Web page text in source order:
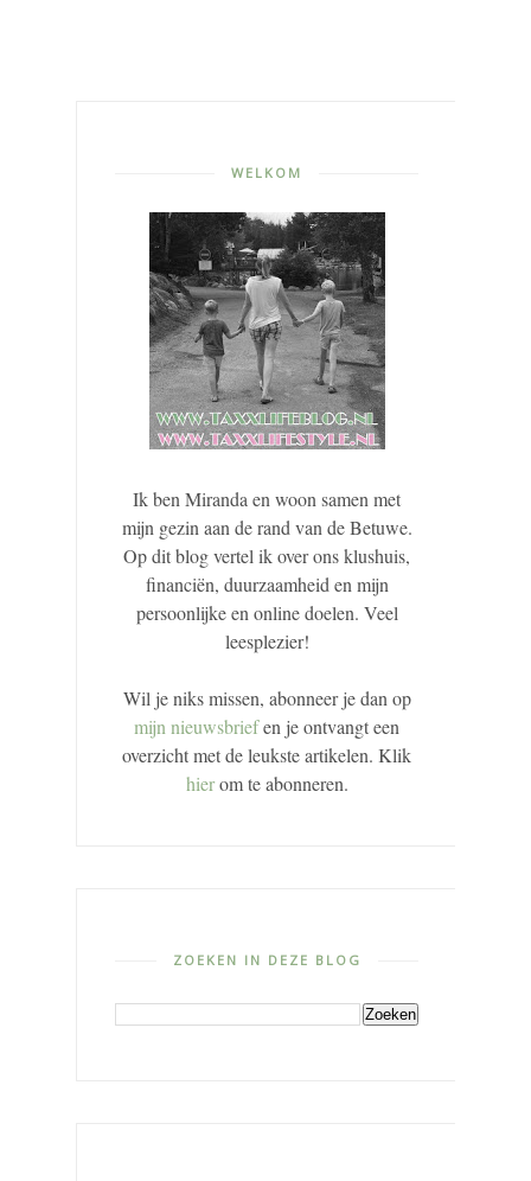
WELKOM
Ik ben Miranda en woon samen met
mijn gezin aan de rand van de Betuwe.
Op dit blog vertel ik over ons klushuis,
financiën, duurzaamheid en mijn
persoonlijke en online doelen. Veel
leesplezier!
Wil je niks missen, abonneer je dan op
mijn nieuwsbriefen je ontvangt een
overzicht met de leukste artikelen. Klik
hierom te abonneren.
ZOEKEN IN DEZE BLOG